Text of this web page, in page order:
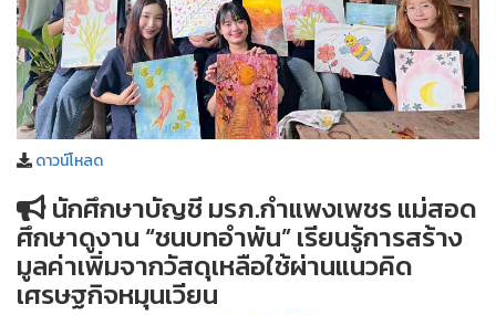
ดาวน์โหลด
นักศึกษาบัญชี มรภ.กำแพงเพชร แม่สอด
ศึกษาดูงาน “ชนบทอำพัน” เรียนรู้การสร้าง
มูลค่าเพิ่มจากวัสดุเหลือใช้ผ่านแนวคิด
เศรษฐกิจหมุนเวียน